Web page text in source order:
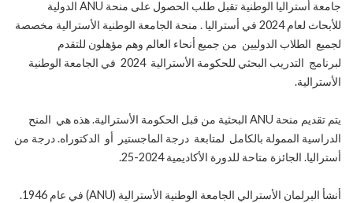
جامعة أستراليا الوطنية تقبل طلب الحصول على منحة ANU الدولية
للأبحاث لعام 2024 في أستراليا . منحة الجامعة الوطنية الأسترالية مخصصة
لجميع الطلاب الدوليين من جميع أنحاء العالم وهم مؤهلون للتقدم
لبرنامج التدريب البحثي للحكومة الأسترالية 2024 في الجامعة الوطنية
الأسترالية.
يتم تقديم منحة ANU البحثية من قبل الحكومة الأسترالية. هذه هي المنح
الدراسية الممولة بالكامل لمتابعة درجة الماجستير أو الدكتوراه. درجة من
أستراليا. الجائزة متاحة للدورة الأكاديمية 2024-25.
أنشأ البرلمان الأسترالي الجامعة الوطنية الأسترالية (ANU) في عام 1946.